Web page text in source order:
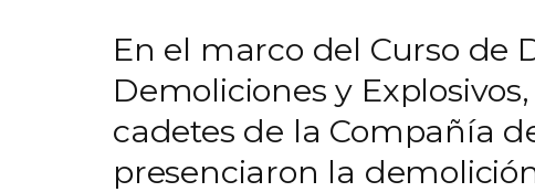
En el marco del Curso de
Demoliciones y
cadetes de la Compañía
presenciaron la